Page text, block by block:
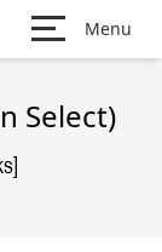
Menu
Select)